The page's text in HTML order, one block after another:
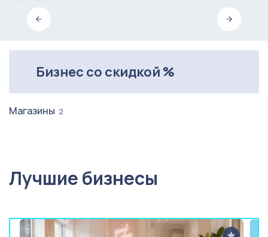
Бизнес со скидкой %
Магазины 2
Лучшие бизнесы